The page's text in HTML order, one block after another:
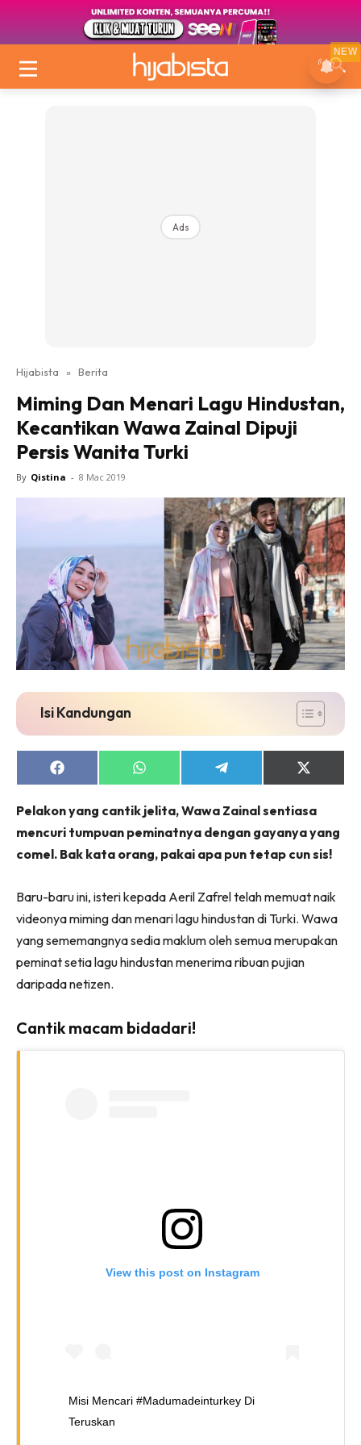
Ads
Hijabista » Berita
Miming Dan Menari Lagu Hindustan,
Kecantikan Wawa Zainal Dipuji
Persis Wanita Turki
By Qistina - 8 Mac 2019
Isi Kandungan
Share
on
Share
on
Share
on
Share
on
(Twitter)
Pelakon yang cantik jelita, Wawa Zainal sentiasa
mencuri tumpuan peminatnya dengan gayanya yang
comel. Bak kata orang, pakai apa pun tetap cun sis!
Baru-baru ini, isteri kepada Aeril Zafrel telah memuat naik
videonya miming dan menari lagu hindustan di Turki. Wawa
yang sememangnya sedia maklum oleh semua merupakan
peminat setia lagu hindustan menerima ribuan pujian
daripada netizen.
Cantik macam bidadari!
View this post on Instagram
Misi Mencari #madumadeinturkey Di
Teruskan
NEW